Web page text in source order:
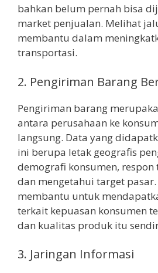
bahkan belum pernah bisa
market penjualan. Melihat
membantu dalam
transportasi.
2. Pengiriman Barang
Pengiriman barang
antara perusahaan ke
langsung. Data yang
ini berupa letak geografis
demografi konsumen,
dan mengetahui target pasar.
membantu untuk
terkait kepuasan konsumen
dan kualitas produk itu
3. Jaringan Informasi